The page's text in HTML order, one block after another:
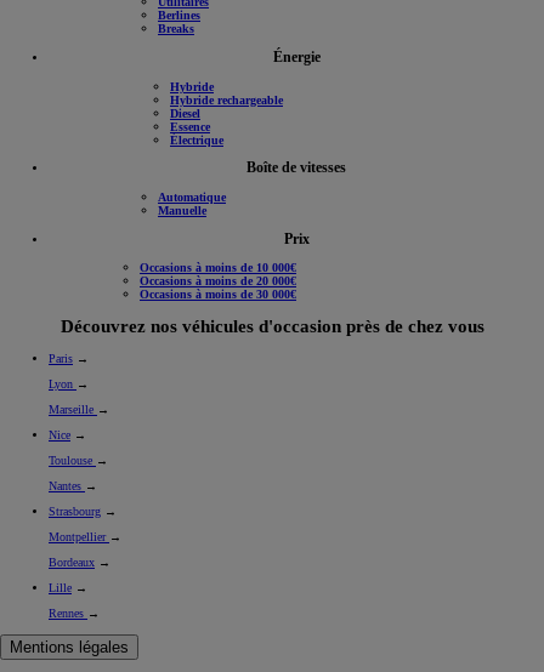
Berlines
Breaks
Énergie
Hybride
Hybride rechargeable
Diesel
Essence
Électrique
Boîte de vitesses
Automatique
Manuelle
Prix
Occasions à moins de 10 000€
Occasions à moins de 20 000€
Occasions à moins de 30 000€
Découvrez nos véhicules d'occasion près de chez vous
Paris →
Lyon →
Marseille →
Nice →
Toulouse →
Nantes →
Strasbourg →
Montpellier →
Bordeaux →
Lille →
Rennes →
Mentions légales